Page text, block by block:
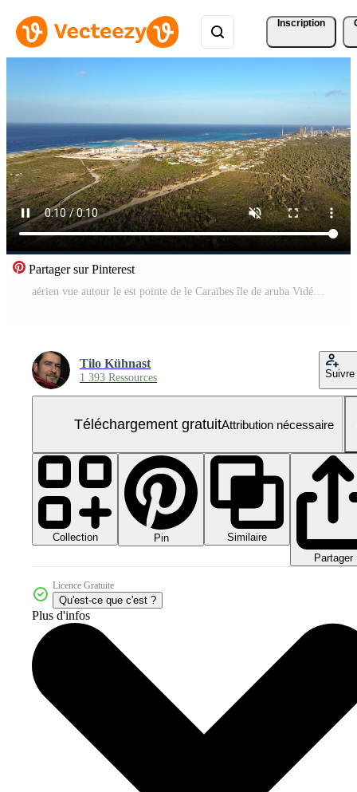
Inscription
Partager sur Pinterest
aérien vue autour le est pointe de le Caraïbes île de aruba Vidéo Gratuite
Tilo Kühnast
1 393 Ressources Suivre
Téléchargement gratuitAttribution nécessaire
Collection Pin
Similaire
Partager
Licence Gratuite
Qu'est-ce que c'est ?
Plus d'infos